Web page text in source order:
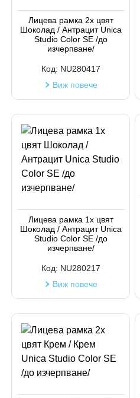
Лицева рамка 2х цвят
Шоколад / Антрацит Unica
Studio Color SE /до
изчерпване/
Код: NU280417
Виж повече
Лицева рамка 1х цвят
Шоколад / Антрацит Unica
Studio Color SE /до
изчерпване/
Код: NU280217
Виж повече